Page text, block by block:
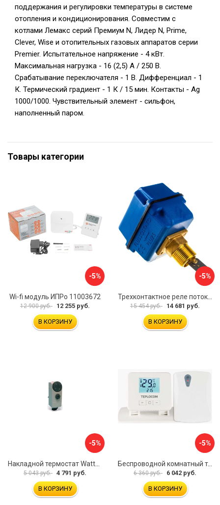
поддержания и регулировки температуры в системе
отопления и кондиционирования. Совместим с
котлами Лемакс серий Премиум N, Лидер N, Prime,
Clever, Wise и отопительных газовых аппаратов серии
Premier. Испытательное напряжение - 4 кВт.
Максимальная нагрузка - 16 (2,5) A / 250 В.
Срабатывание переключателя - 1 В. Дифференциал - 1
К. Термический градиент - 1 К / 15 мин. Контакты - Ag
1000/1000. Чувствительный элемент - сильфон,
наполненный паром.
Товары категории
-5%
Wi-fi модуль ИПРо 11003672
12 900 руб. 12 255 руб.
В КОРЗИНУ
-5%
15 454 руб. 14 681 руб.
В КОРЗИНУ
-5%
Накладной термостат Watts WTC 10025518
5 043 руб. 4 791 руб.
В КОРЗИНУ
-5%
Беспроводной комнатный термостат TEPLOCOM TEPLOCOM TS-2AA/3A-RF 914
6 360 руб. 6 042 руб.
В КОРЗИНУ